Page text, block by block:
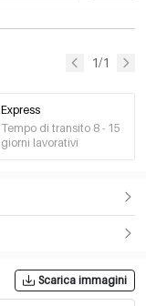
1/1
Express
Tempo di transito 8 - 15
giorni lavorativi
Scarica immagini